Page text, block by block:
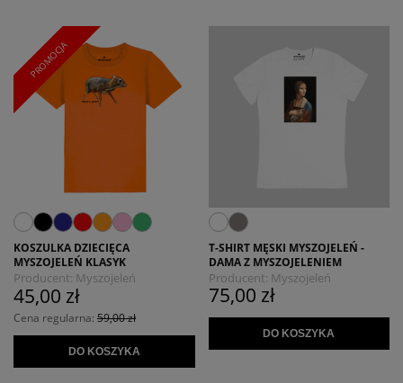
KOSZULKA DZIECIĘCA
MYSZOJELEŃ KLASYK
Producent: Myszojeleń
45,00 zł
Cena regularna: 59,00 zł
DO KOSZYKA
PROMOCJA
T-SHIRT MĘSKI MYSZOJELEŃ -
DAMA Z MYSZOJELENIEM
Producent: Myszojeleń
75,00 zł
DO KOSZYKA